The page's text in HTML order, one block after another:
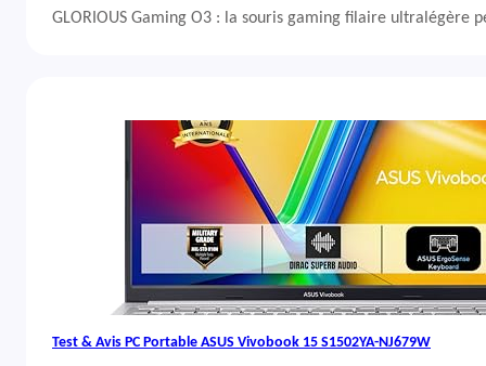
GLORIOUS Gaming O3 : la souris gaming filaire ultralégère
Test & Avis PC Portable ASUS Vivobook 15 S1502YA-NJ679W